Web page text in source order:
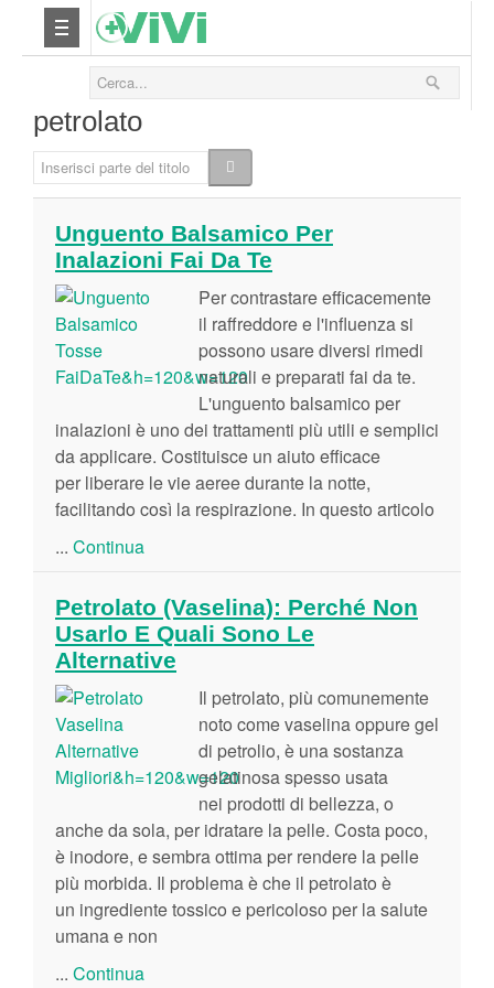
Salute
Fitness
Relax
Viaggi & Vacanze
petrolato
Inserisci parte del titolo
Unguento Balsamico Per
Inalazioni Fai Da Te
Per contrastare efficacemente
il raffreddore e l'influenza si
possono usare diversi rimedi
naturali e preparati fai da te.
L'unguento balsamico per
inalazioni è uno dei trattamenti più utili e semplici
da applicare. Costituisce un aiuto efficace
per liberare le vie aeree durante la notte,
facilitando così la respirazione. In questo articolo
... Continua
Petrolato (Vaselina): Perché Non
Usarlo E Quali Sono Le
Alternative
Il petrolato, più comunemente
noto come vaselina oppure gel
di petrolio, è una sostanza
gelatinosa spesso usata
nei prodotti di bellezza, o
anche da sola, per idratare la pelle. Costa poco,
è inodore, e sembra ottima per rendere la pelle
più morbida. Il problema è che il petrolato è
un ingrediente tossico e pericoloso per la salute
umana e non
... Continua